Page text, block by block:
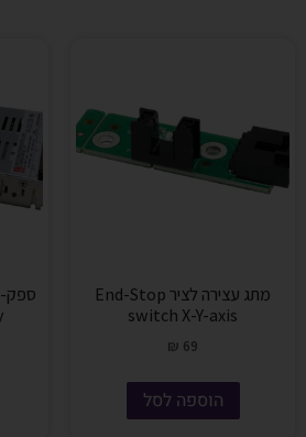
מתג עצירה לציר End-Stop
switch X-Y-axis
₪ 69
הוספה לסל